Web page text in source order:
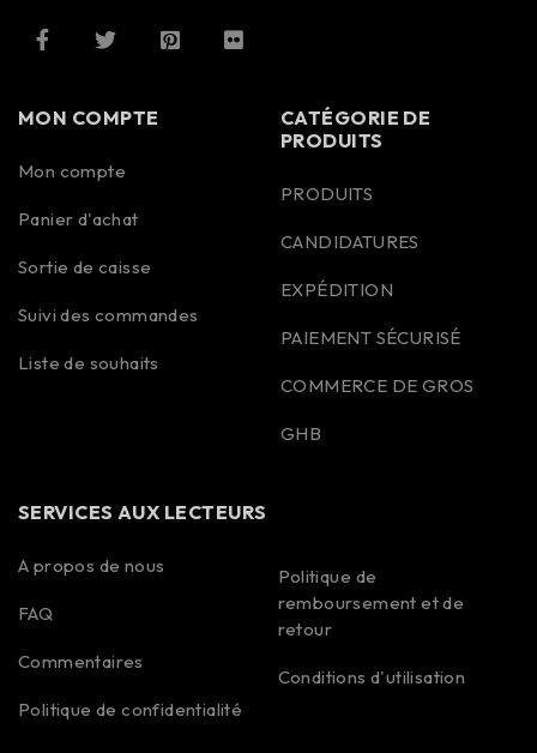
MON COMPTE
Mon compte
Panier d'achat
Sortie de caisse
Suivi des commandes
Liste de souhaits
CATÉGORIE DE
PRODUITS
PRODUITS
CANDIDATURES
EXPÉDITION
PAIEMENT SÉCURISÉ
COMMERCE DE GROS
GHB
SERVICES AUX LECTEURS
A propos de nous
FAQ
Commentaires
Politique de confidentialité
Politique de
remboursement et de
retour
Conditions d'utilisation